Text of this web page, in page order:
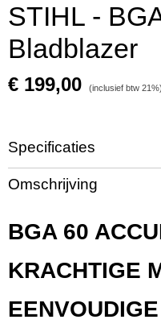
STIHL -
Bladblazer
€ 199,00 (inclusief btw 21%)
Specificaties
Productcode
BA040115900
Omschrijving
BGA 60
KRACHTIGE